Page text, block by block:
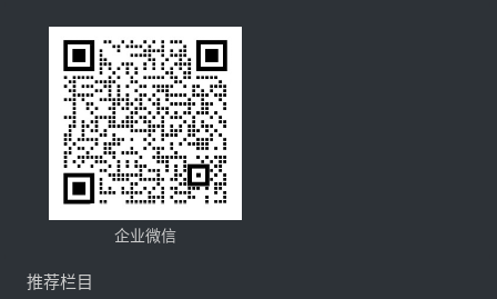
企业微信
推荐栏目